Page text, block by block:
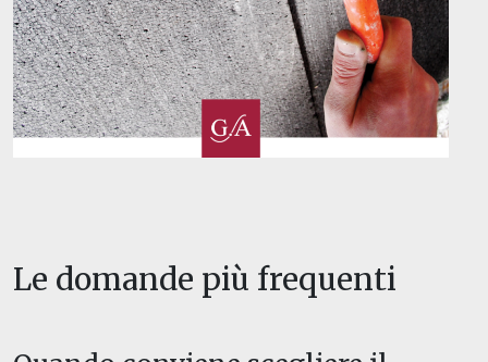
Le domande più frequenti